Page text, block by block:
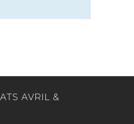
AVRIL &